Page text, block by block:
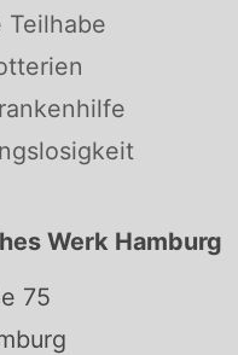
Teilhabe
Werk Hamburg
75